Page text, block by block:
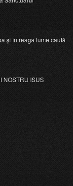
și întreaga lume caută
NOSTRU ISUS